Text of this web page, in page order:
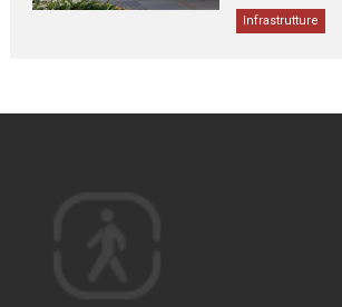
Infrastrutture